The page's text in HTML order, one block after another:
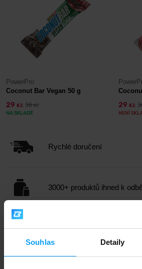
Souhlas Detaily
PowerPro
Coconut Bar Vegan 50 g
29 Kč 36Kč
NA SKLADĚ
29 Kč
NENÍ
Rychlé doručení
3000+ produktů ihned k
1.000.000+ objednávek